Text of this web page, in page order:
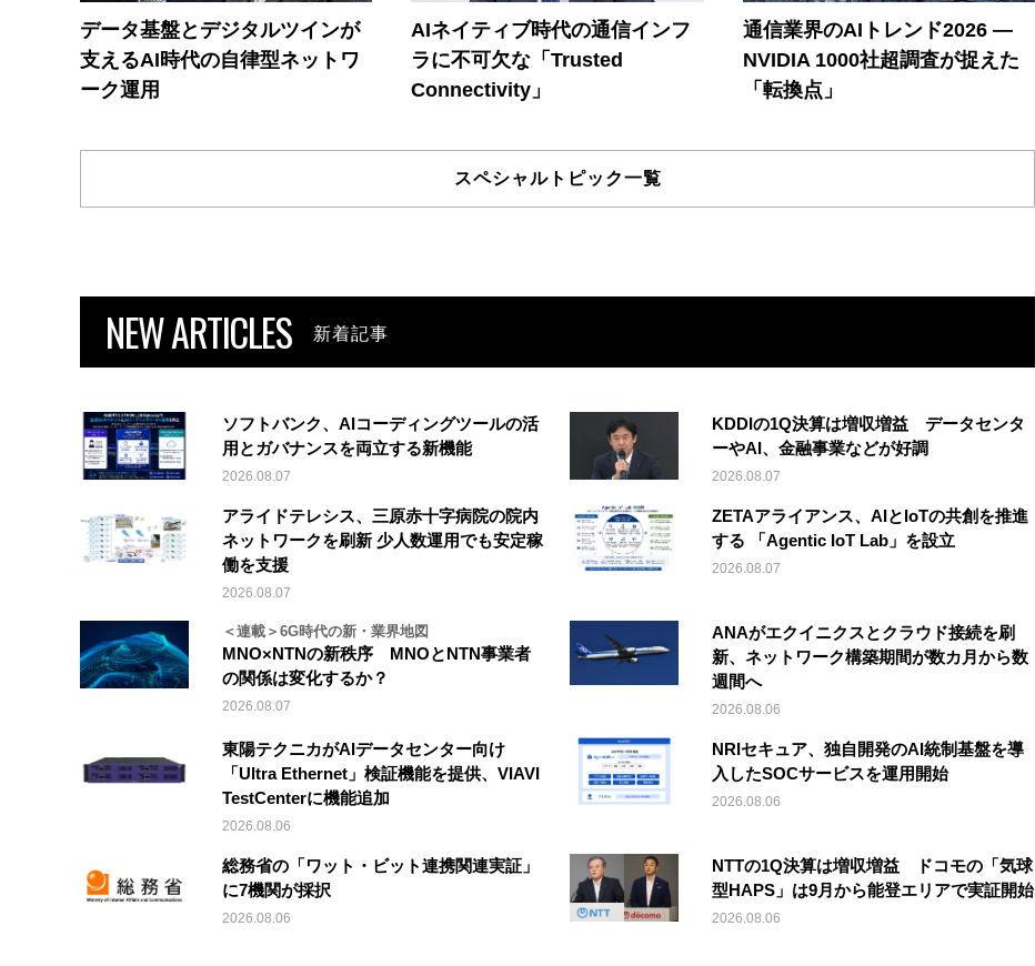
データ基盤とデジタルツインが
支えるAI時代の自律型ネットワ
ーク運用
AIネイティブ時代の通信インフ
ラに不可欠な「Trusted
Connectivity」
通信業界のAIトレンド2026 ―
NVIDIA 1000社超調査が捉えた
「転換点」
スペシャルトピック一覧
NEW ARTICLES 新着記事
ソフトバンク、AIコーディングツールの活
用とガバナンスを両立する新機能
2026.08.07
KDDIの1Q決算は増収増益 データセンタ
ーやAI、金融事業などが好調
2026.08.07
アライドテレシス、三原赤十字病院の院内
ネットワークを刷新 少人数運用でも安定稼
働を支援
2026.08.07
ZETAアライアンス、AIとIoTの共創を推進
する 「Agentic IoT Lab」を設立
2026.08.07
＜連載＞6G時代の新・業界地図
MNO×NTNの新秩序 MNOとNTN事業者
の関係は変化するか？
2026.08.07
ANAがエクイニクスとクラウド接続を刷
新、ネットワーク構築期間が数カ月から数
週間へ
2026.08.06
東陽テクニカがAIデータセンター向け
「Ultra Ethernet」検証機能を提供、VIAVI
TestCenterに機能追加
2026.08.06
NRIセキュア、独自開発のAI統制基盤を導
入したSOCサービスを運用開始
2026.08.06
総務省の「ワット・ビット連携関連実証」
に7機関が採択
2026.08.06
NTTの1Q決算は増収増益 ドコモの「気球
型HAPS」は9月から能登エリアで実証開始
2026.08.06